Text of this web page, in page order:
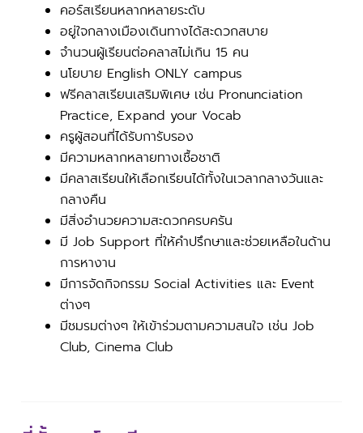
คอร์สเรียนหลากหลายระดับ
อยู่ใจกลางเมืองเดินทางได้สะดวกสบาย
จำนวนผู้เรียนต่อคลาสไม่เกิน 15 คน
นโยบาย English ONLY campus
ฟรีคลาสเรียนเสริมพิเศษ เช่น Pronunciation
Practice, Expand your Vocab
ครูผู้สอนที่ได้รับการับรอง
มีความหลากหลายทางเชื้อชาติ
มีคลาสเรียนให้เลือกเรียนได้ทั้งในเวลากลางวันและ
กลางคืน
มีสิ่งอำนวยความสะดวกครบครัน
มี Job Support ที่ให้คำปรึกษาและช่วยเหลือในด้าน
การหางาน
มีการจัดกิจกรรม Social Activities และ Event
ต่างๆ
มีชมรมต่างๆ ให้เข้าร่วมตามความสนใจ เช่น Job
Club, Cinema Club